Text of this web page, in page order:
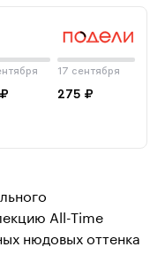
17 сентября
275 ₽
All-Time
нюдовых оттенка